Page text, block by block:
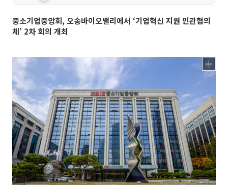
중소기업중앙회, 오송바이오밸리에서 ‘기업혁신 지원 민관협의
체’ 2차 회의 개최